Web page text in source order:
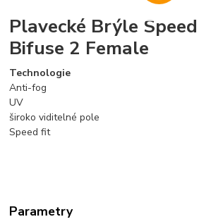
Plavecké Brýle
Bifuse 2 Female
Technologie
Anti-fog
UV
široko viditelné pole
Speed fit
Parametry